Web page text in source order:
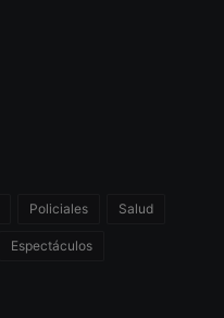
Policiales Salud
Espectáculos